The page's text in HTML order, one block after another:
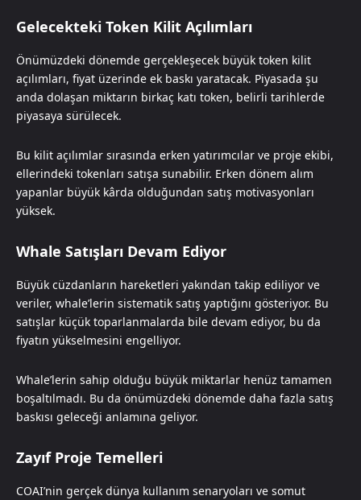
Gelecekteki Token Kilit Açılımları
Önümüzdeki dönemde gerçekleşecek büyük token kilit
açılımları, fiyat üzerinde ek baskı yaratacak. Piyasada şu
anda dolaşan miktarın birkaç katı token, belirli tarihlerde
piyasaya sürülecek.
Bu kilit açılımlar sırasında erken yatırımcılar ve proje ekibi,
ellerindeki tokenları satışa sunabilir. Erken dönem alım
yapanlar büyük kârda olduğundan satış motivasyonları
yüksek.
Whale Satışları Devam Ediyor
Büyük cüzdanların hareketleri yakından takip ediliyor ve
veriler, whale’lerin sistematik satış yaptığını gösteriyor. Bu
satışlar küçük toparlanmalarda bile devam ediyor, bu da
fiyatın yükselmesini engelliyor.
Whale’lerin sahip olduğu büyük miktarlar henüz tamamen
boşaltılmadı. Bu da önümüzdeki dönemde daha fazla satış
baskısı geleceği anlamına geliyor.
Zayıf Proje Temelleri
COAI’nin gerçek dünya kullanım senaryoları ve somut